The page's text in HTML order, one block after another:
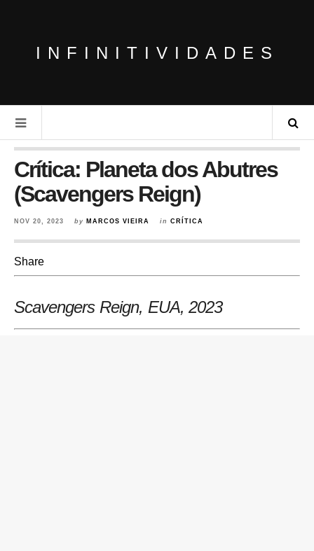
INFINITIVIDADES
Crítica: Planeta dos Abutres
(Scavengers Reign)
NOV 20, 2023 by MARCOS VIEIRA in CRÍTICA
Share
Scavengers Reign, EUA, 2023